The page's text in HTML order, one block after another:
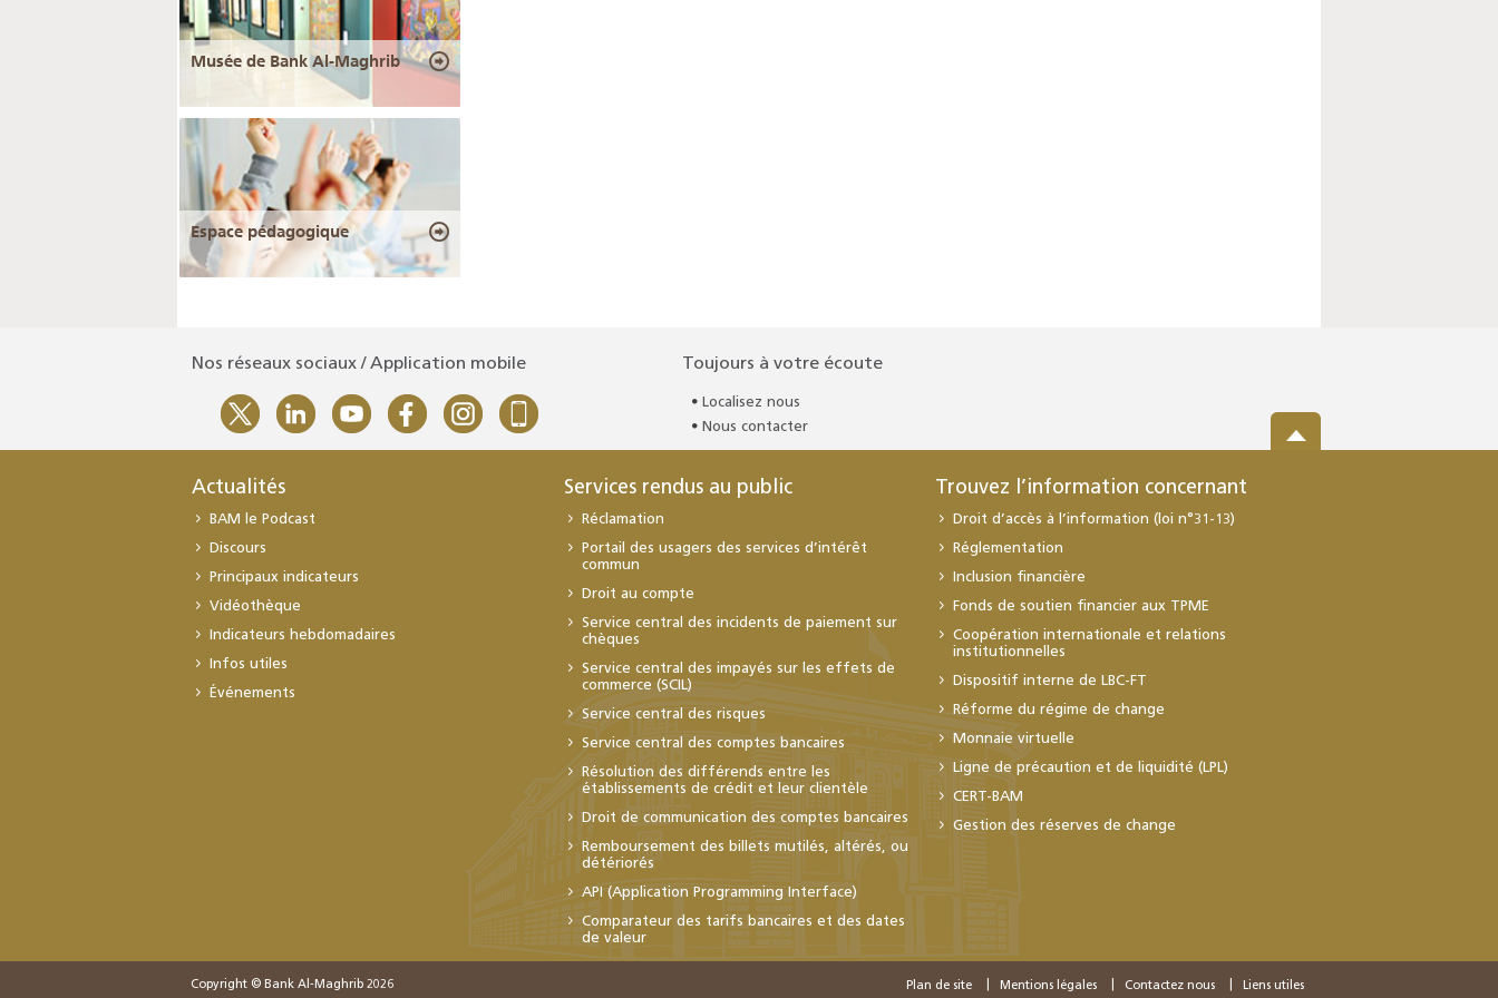
Musée de Bank Al-Maghrib
Espace pédagogique
Nos réseaux sociaux / Application mobile Toujours à votre écoute
Localisez nous
Nous contacter
Actualités
BAM le Podcast
Discours
Principaux indicateurs
Vidéothèque
Indicateurs hebdomadaires
Infos utiles
Événements
Services rendus au public
Réclamation
Portail des usagers des services d’intérêt
commun
Droit au compte
Service central des incidents de paiement sur
chèques
Service central des impayés sur les effets de
commerce (SCIL)
Service central des risques
Service central des comptes bancaires
Résolution des différends entre les
établissements de crédit et leur clientèle
Droit de communication des comptes bancaires
Remboursement des billets mutilés, altérés, ou
détériorés
API (Application Programming Interface)
Comparateur des tarifs bancaires et des dates
de valeur
Trouvez l’information concernant
Droit d’accès à l’information (loi n°31-13)
Réglementation
Inclusion financière
Fonds de soutien financier aux TPME
Coopération internationale et relations
institutionnelles
Dispositif interne de LBC-FT
Réforme du régime de change
Monnaie virtuelle
Ligne de précaution et de liquidité (LPL)
CERT-BAM
Gestion des réserves de change
Copyright © Bank Al-Maghrib 2026 Plan de site Mentions légales Contactez nous Liens utiles